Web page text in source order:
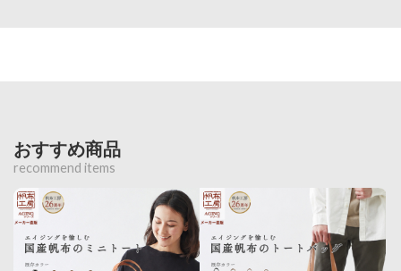
おすすめ商品
recommend items